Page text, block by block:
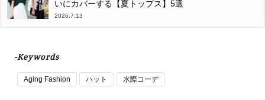
いにカバーする【夏トップス】5選
2026.7.13
-Keywords
Aging Fashion ハット 水際コーデ